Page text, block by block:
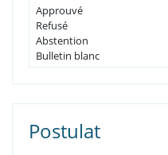
Approuvé
Refusé
Abstention
Bulletin blanc
Postulat